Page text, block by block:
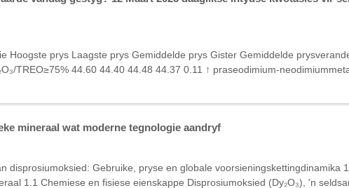
Hoogste prys Laagste prys Gemiddelde prys Gister Gemiddelde
TREO≥75% 44.60 44.40 44.48 44.37 0.11 ↑ praseodimium-
mineraal wat moderne tegnologie aandryf
disprosiumoksied: Gebruike, pryse en globale voorsieningskettingdinamika
‌1.1 Chemiese en fisiese eienskappe‌ Disprosiumoksied (Dy₂O₃), 'n